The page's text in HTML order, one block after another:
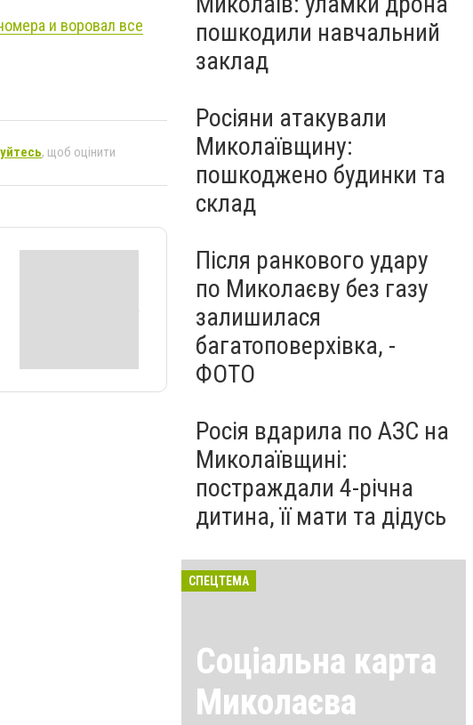
и воровал все
, щоб оцінити
пошкодили навчальний
заклад
Росіяни атакували
Миколаївщину:
пошкоджено будинки та
склад
Після ранкового удару
по Миколаєву без газу
залишилася
багатоповерхівка, -
ФОТО
Росія вдарила по АЗС на
Миколаївщині:
постраждали 4-річна
дитина, її мати та дідусь
СПЕЦТЕМА
Соціальна карта
Миколаєва